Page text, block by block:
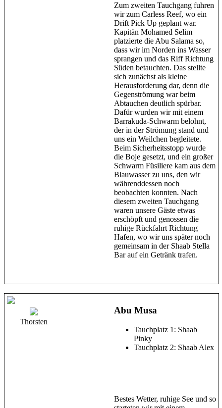
Zum zweiten Tauchgang fuhren
wir zum Carless Reef, wo ein
Drift Pick Up geplant war.
Kapitän Mohamed Selim
platzierte die Abu Salama so,
dass wir im Norden ins Wasser
sprangen und das Riff Richtung
Süden betauchten. Das stellte
sich zunächst als kleine
Herausforderung dar, denn die
Gegenströmung war beim
Abtauchen deutlich spürbar.
Dafür wurden wir mit einem
Barrakuda-Schwarm belohnt,
der in der Strömung stand und
uns ein Weilchen begleitete.
Beim Sicherheitsstopp wurde
die Boje gesetzt, und ein großer
Schwarm Füsiliere kam aus dem
Blauwasser zu uns, den wir
währenddessen noch
beobachten konnten. Nach
diesem zweiten Tauchgang
waren unsere Gäste etwas
erschöpft und genossen die
ruhige Rückfahrt Richtung
Hafen, wo wir uns später noch
gemeinsam in der Shaab Stella
Bar auf ein Getränk trafen.
Thorsten
Abu Musa
Tauchplatz 1: Shaab
Pinky
Tauchplatz 2: Shaab Alex
Bestes Wetter, ruhige See und so